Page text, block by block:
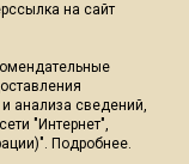
на сайт
анализа сведений,
"Интернет",
Подробнее.